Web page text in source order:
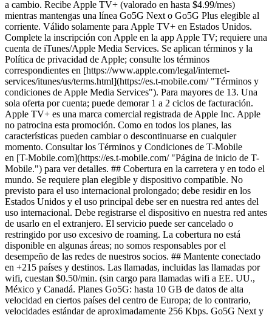
a cambio. Recibe Apple TV+ (valorado en hasta $4.99/mes)
mientras mantengas una línea Go5G Next o Go5G Plus elegible al
corriente. Válido solamente para Apple TV+ en Estados Unidos.
Complete la inscripción con Apple en la app Apple TV; requiere una
cuenta de iTunes/Apple Media Services. Se aplican términos y la
Política de privacidad de Apple; consulte los términos
correspondientes en [https://www.apple.com/legal/internet-
services/itunes/us/terms.html](https://es.t-mobile.com/ "Términos y
condiciones de Apple Media Services"). Para mayores de 13. Una
sola oferta por cuenta; puede demorar 1 a 2 ciclos de facturación.
Apple TV+ es una marca comercial registrada de Apple Inc. Apple
no patrocina esta promoción. Como en todos los planes, las
características pueden cambiar o descontinuarse en cualquier
momento. Consultar los Términos y Condiciones de T-Mobile
en [T-Mobile.com](https://es.t-mobile.com/ "Página de inicio de T-
Mobile.") para ver detalles. ## Cobertura en la carretera y en todo el
mundo. Se requiere plan elegible y dispositivo compatible. No
previsto para el uso internacional prolongado; debe residir en los
Estados Unidos y el uso principal debe ser en nuestra red antes del
uso internacional. Debe registrarse el dispositivo en nuestra red antes
de usarlo en el extranjero. El servicio puede ser cancelado o
restringido por uso excesivo de roaming. La cobertura no está
disponible en algunas áreas; no somos responsables por el
desempeño de las redes de nuestros socios. ## Mantente conectado
en +215 países y destinos. Las llamadas, incluidas las llamadas por
wifi, cuestan $0.50/min. (sin cargo para llamadas wifi a EE. UU.,
México y Canadá. Planes Go5G: hasta 10 GB de datos de alta
velocidad en ciertos países del centro de Europa; de lo contrario,
velocidades estándar de aproximadamente 256 Kbps. Go5G Next y